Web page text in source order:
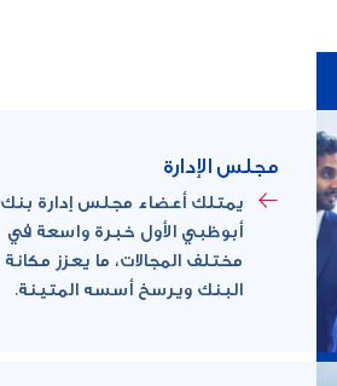
مجلس الإدارة
يمتلك أعضاء مجلس إدارة بنك
أبوظبي الأول خبرة واسعة في
مختلف المجالات، ما يعزز مكانة
البنك ويرسخ أسسه المتينة.